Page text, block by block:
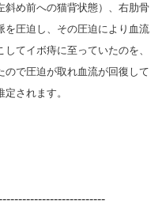
斜め前への猫背状態）、右肋骨
を圧迫し、その圧迫により血流
てイボ痔に至っていたのを、
で圧迫が取れ血流が回復して
されます。